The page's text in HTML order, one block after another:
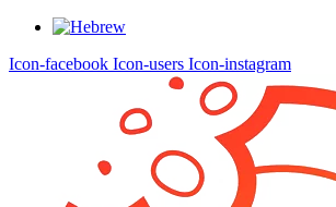
Icon-facebook Icon-users Icon-instagram